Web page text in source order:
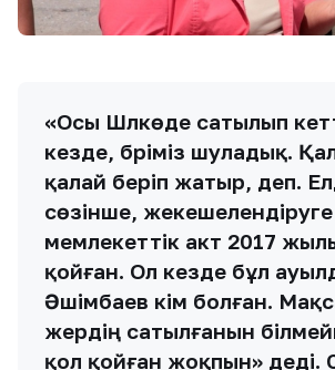
«Осы Шәлкөде сатылып
кезде, бәріміз шуладық.
қалай беріп жатыр, деп.
сөзінше, жекешелендіруге
мемлекеттік акт 2017
қойған. Ол кезде бұл
Әшімбаев әкім болған.
жердің сатылғанын
қол қойған жоқпын» деді.